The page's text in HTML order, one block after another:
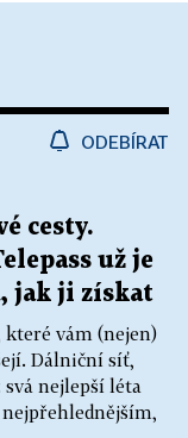
ODEBÍRAT
cesty.
už je
jak ji získat
vám (nejen)
Dálniční síť,
nejlepší léta